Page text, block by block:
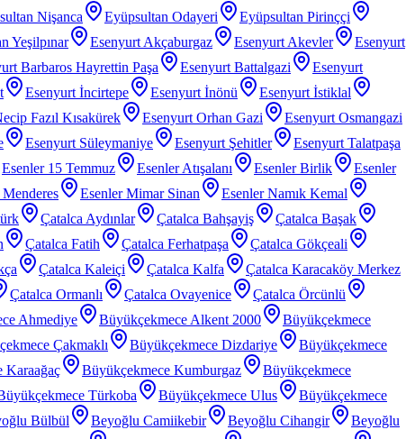
Nişanca Eyüpsultan Odayeri
Eyüpsultan Pirinççi
Yeşilpınar Esenyurt Akçaburgaz Esenyurt Akevler
Esenyurt
Barbaros Hayrettin Paşa Esenyurt Battalgazi
Esenyurt
Esenyurt İncirtepe Esenyurt İnönü
Esenyurt İstiklal
Fazıl Kısakürek Esenyurt Orhan Gazi
Esenyurt Osmangazi
Esenyurt Süleymaniye Esenyurt Şehitler
Esenyurt Talatpaşa
Esenler 15 Temmuz Esenler Atışalanı Esenler Birlik
Esenler
Esenler Mimar Sinan
Esenler Namık Kemal
Çatalca Aydınlar Çatalca Bahşayiş
Çatalca Başak
Çatalca Fatih Çatalca Ferhatpaşa
Çatalca Gökçeali
Çatalca Kaleiçi Çatalca Kalfa
Çatalca Karacaköy Merkez
Çatalca Ormanlı Çatalca Ovayenice
Çatalca Örcünlü
Ahmediye Büyükçekmece Alkent 2000
Büyükçekmece
Çakmaklı Büyükçekmece Dizdariye
Büyükçekmece
Karaağaç Büyükçekmece Kumburgaz
Büyükçekmece
Türkoba Büyükçekmece Ulus
Büyükçekmece
Bülbül Beyoğlu Camiikebir Beyoğlu Cihangir
Beyoğlu